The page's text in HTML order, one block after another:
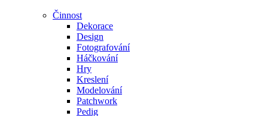
Činnost
Dekorace
Design
Fotografování
Háčkování
Hry
Kreslení
Modelování
Patchwork
Pedig